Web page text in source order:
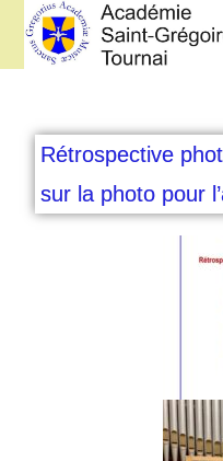
Rétrospective
sur la photo pour